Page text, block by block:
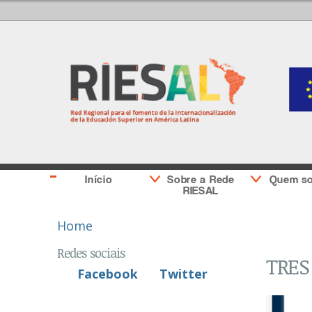
Início
Sobre a Rede
RIESAL
Quem
Home
Redes sociais
Facebook
Twitter